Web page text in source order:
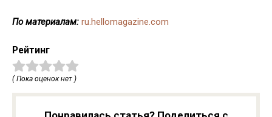
По материалам: ru.hellomagazine.com
Рейтинг
( Пока оценок нет )